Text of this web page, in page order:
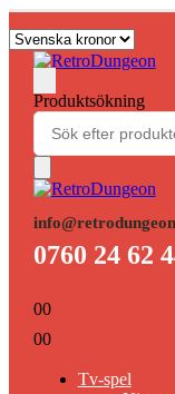
Produktsökning
0760 24 62
00
00
Tv-spel